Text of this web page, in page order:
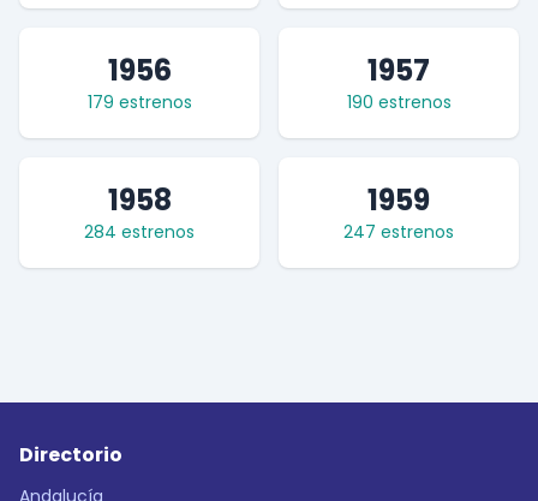
1956
179 estrenos
1957
190 estrenos
1958
284 estrenos
1959
247 estrenos
Directorio